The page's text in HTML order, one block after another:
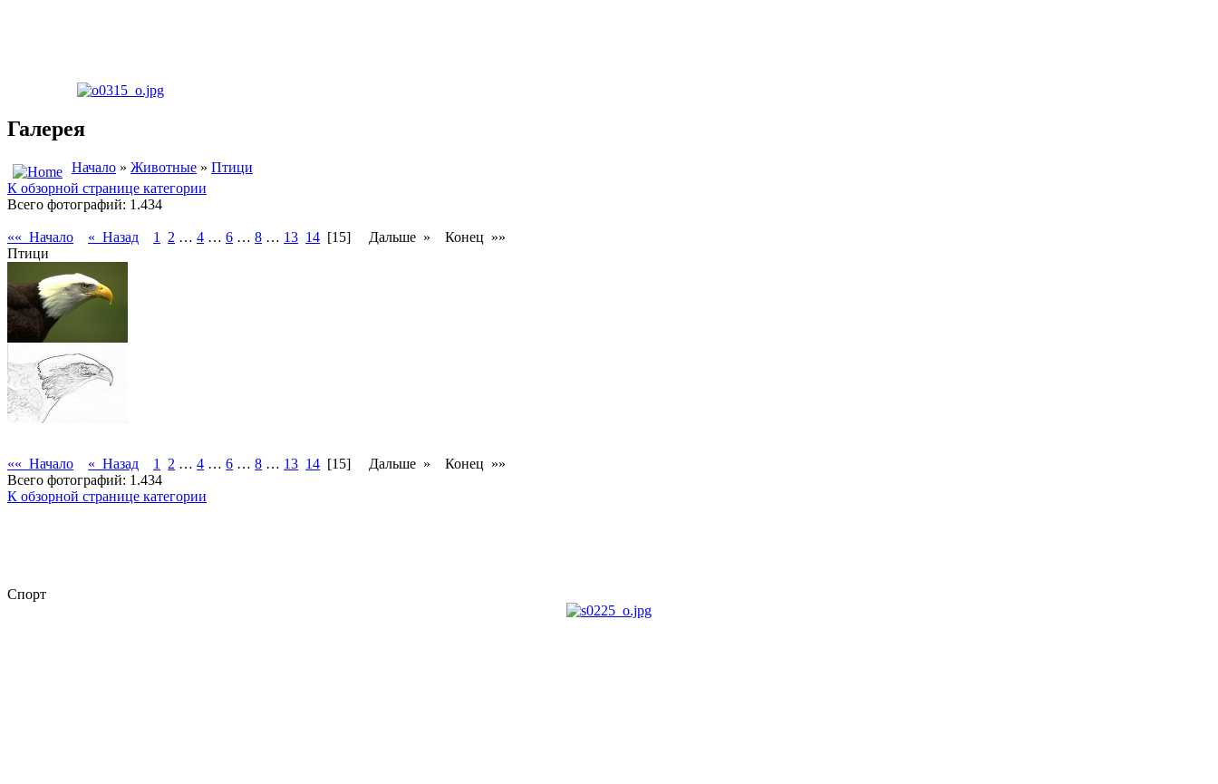
Галерея
Начало » Животные » Птици
К обзорной странице категории
Всего фотографий: 1.434
«« Начало « Назад 1 2 … 4 … 6 … 8 … 13 14 [15] Дальше »
Конец »»
Птици
«« Начало « Назад 1 2 … 4 … 6 … 8 … 13 14 [15] Дальше »
Конец »»
Всего фотографий: 1.434
К обзорной странице категории
Спорт